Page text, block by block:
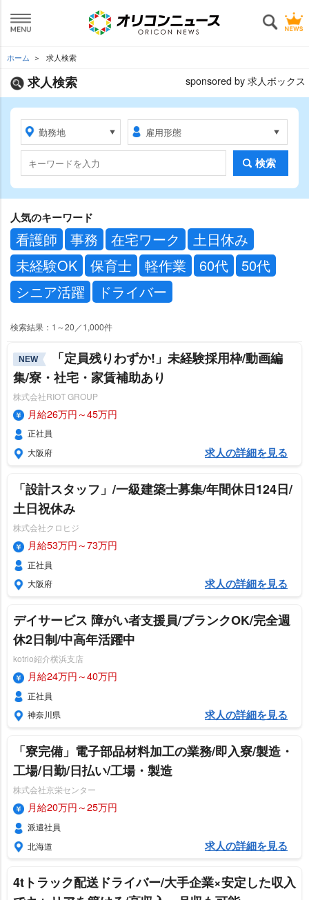
ホーム 求人検索
求人検索 sponsored by 求人ボックス
検索
人気のキーワード
看護師 事務 在宅ワーク
土日休み
未経験OK
保育士 軽作業 60代
50代
シニア活躍
ドライバー
検索結果：1～20／1,000件
NEW
「定員残りわずか!」未経験採用枠/動画編
集/寮・社宅・家賃補助あり
株式会社RIOT GROUP
月給26万円～45万円
正社員
大阪府
求人の詳細を見る
「設計スタッフ」/一級建築士募集/年間休日124日/
土日祝休み
株式会社クロヒジ
月給53万円～73万円
正社員
大阪府
求人の詳細を見る
デイサービス 障がい者支援員/ブランクOK/完全週
休2日制/中高年活躍中
kotrio紹介横浜支店
月給24万円～40万円
正社員
神奈川県
求人の詳細を見る
「寮完備」電子部品材料加工の業務/即入寮/製造・
工場/日勤/日払い/工場・製造
株式会社京栄センター
月給20万円～25万円
派遣社員
北海道
求人の詳細を見る
4tトラック配送ドライバー/大手企業×安定した収入